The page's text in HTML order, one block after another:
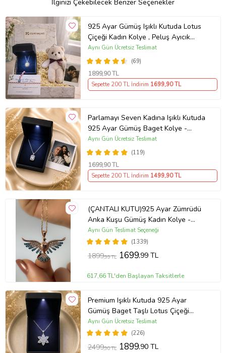
İlginizi Çekebilecek Benzer Seçenekler
925 Ayar Gümüş Işıklı Kutuda Lotus
Çiçeği Kadın Kolye , Peluş Ayıcık
Anahtarlık Marteniçka Bileklik,
Polaroid Fotoğraf Hediye
(69)
Aynı Gün Ücretsiz Teslimat
1899,90 TL
Sepette 200 TL İndirim 1699,90 TL
Parlamayı Seven Kadına Işıklı Kutuda
925 Ayar Gümüş Baget Kolye -
Kişiye Özel Fotoğraf Hediye
(119)
Aynı Gün Ücretsiz Teslimat
1699,90 TL
Sepette 200 TL İndirim 1499,90 TL
(ÇANTALI KUTU)925 Ayar Zümrüdü
Anka Kuşu Gümüş Kadın Kolye -
MAVİ
(1339)
Aynı Gün Teslimat Seçeneği
1899,99 TL 1699,99 TL
617,66 TL'den Başlayan Taksitlerle
Premium Işıklı Kutuda 925 Ayar
Gümüş Baget Taşlı Lotus Çiçeği
Kolye
(226)
Aynı Gün Ücretsiz Teslimat
2499,90 TL 1899,90 TL